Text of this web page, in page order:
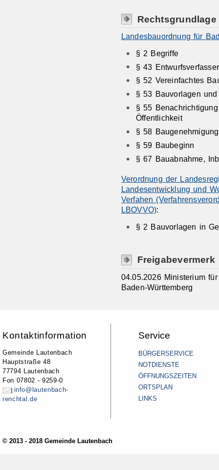
Rechtsgrundlage
Landesbauordnung für
§ 2 Begriffe
§ 43 Entwurfsverfasser
§ 52 Vereinfachtes
§ 53 Bauvorlagen
§ 55
Öffentlichkeit
§ 58 Baugenehmigung
§ 59 Baubeginn
§ 67 Bauabnahme,
Verordnung der
Landesentwicklung und
Verfahen
LBOVVO):
§ 2 Bauvorlagen in
Freigabevermerk
04.05.2026 Ministerium
Baden-Württemberg
Kontaktinformation
Gemeinde Lautenbach
Hauptstraße 48
77794 Lautenbach
Fon 07802 - 9259-0
info@lautenbach-
renchtal.de
Service
BÜRGERSERVICE
NOTDIENSTE
ÖFFNUNGSZEITEN
ORTSPLAN
LINKS
© 2013 - 2018 Gemeinde Lautenbach